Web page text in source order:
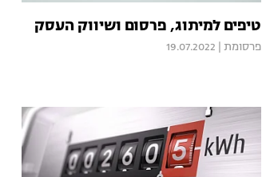
טיפים למיתוג, פרסום ושיווק העסק
פרסומת 19.07.2022